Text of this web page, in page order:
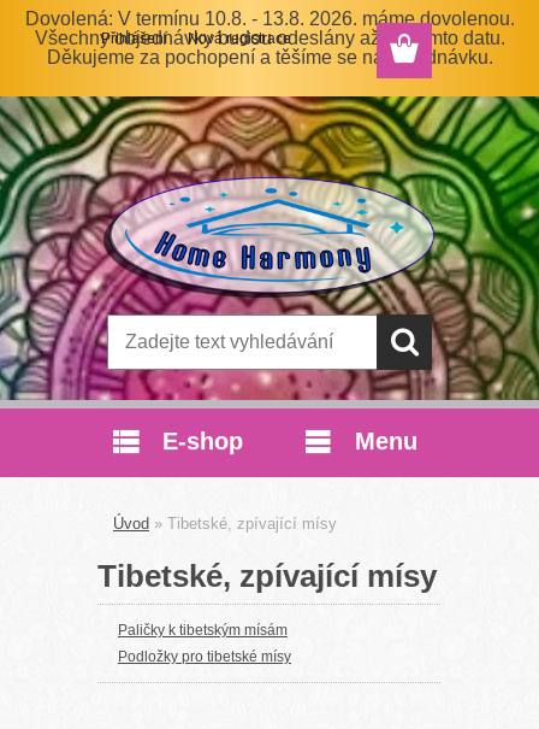
Dovolená: V termínu 10.8. - 13.8. 2026. máme dovolenou.
Všechny objednávky budou odeslány až po tomto datu.
Děkujeme za pochopení a těšíme se na objednávku.
Přihlášení Nová registrace
E-shop Menu
Úvod » Tibetské, zpívající mísy
Tibetské, zpívající mísy
Paličky k tibetským mísám
Podložky pro tibetské mísy